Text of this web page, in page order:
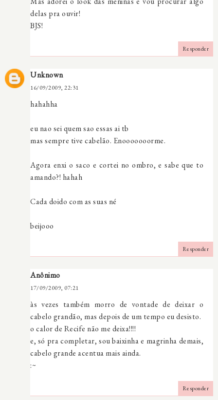
delas pra ouvir!
BJS!
Responder
Unknown
16/09/2009, 22:31
hahahha
eu nao sei quem sao essas ai tb
mas sempre tive cabelão. Enooooooorme.
Agora enxi o saco e cortei no ombro, e sabe que to
amando?! hahah
Cada doido com as suas né
beijooo
Responder
Anônimo
17/09/2009, 07:21
às vezes também morro de vontade de deixar o
cabelo grandão, mas depois de um tempo eu desisto.
o calor de Recife não me deixa!!!!
e, só pra completar, sou baixinha e magrinha demais,
cabelo grande acentua mais ainda.
:~
Responder